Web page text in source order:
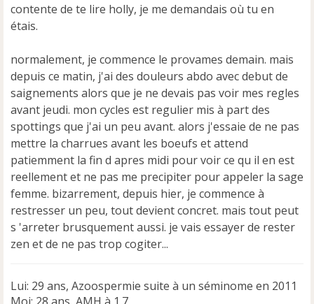
l
u
contente de te lire holly, je me demandais où tu en
étais.
normalement, je commence le provames demain. mais
depuis ce matin, j'ai des douleurs abdo avec debut de
saignements alors que je ne devais pas voir mes regles
avant jeudi. mon cycles est regulier mis à part des
spottings que j'ai un peu avant. alors j'essaie de ne pas
mettre la charrues avant les boeufs et attend
patiemment la fin d apres midi pour voir ce qu il en est
reellement et ne pas me precipiter pour appeler la sage
femme. bizarrement, depuis hier, je commence à
restresser un peu, tout devient concret. mais tout peut
s 'arreter brusquement aussi. je vais essayer de rester
zen et de ne pas trop cogiter...
Lui: 29 ans, Azoospermie suite à un séminome en 2011